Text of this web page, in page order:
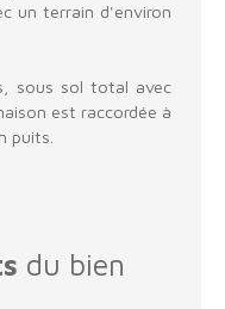
un terrain d'environ
sous sol total avec
est raccordée à
puits.
du bien